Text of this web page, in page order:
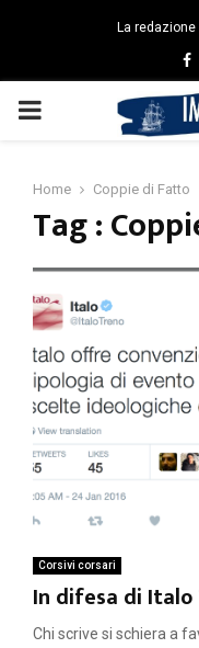
La redazione
PRIMARY
Home Coppie di Fatto
Tag :
Corsivi corsari
In difesa di Italo
Chi scrive si schiera a